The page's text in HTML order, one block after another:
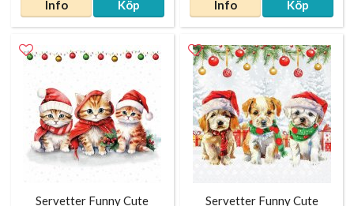
Info Köp Info Köp
Servetter Funny Cute
Servetter Funny Cute